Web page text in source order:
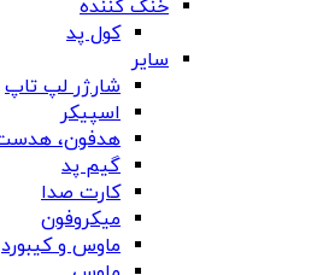
خنک کننده
کول پد
سایر
شارژر لپ تاپ
اسپیکر
هدفون،
گیم پد
کارت صدا
میکروفون
ماوس و کیبورد